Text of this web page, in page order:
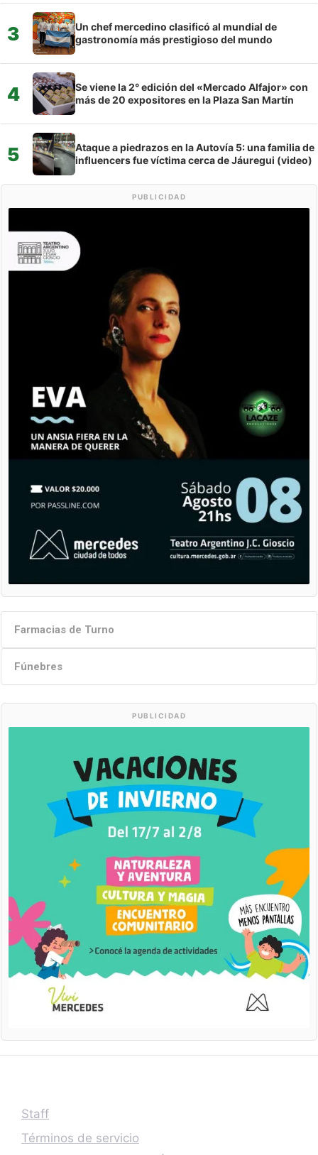
3
Un chef mercedino clasificó al mundial de
gastronomía más prestigioso del mundo
4
Se viene la 2° edición del «Mercado Alfajor» con
más de 20 expositores en la Plaza San Martín
5
Ataque a piedrazos en la Autovía 5: una familia de
influencers fue víctima cerca de Jáuregui (video)
PUBLICIDAD
Farmacias de Turno
Fúnebres
PUBLICIDAD
Staff
Términos de servicio